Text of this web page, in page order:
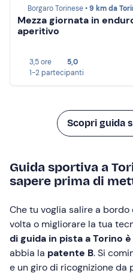
Borgaro Torinese •9 km da
Mezza giornata in
aperitivo
3,5 ore
5,0
1-2 partecipanti
Scopri guida
Guida sportiva a
sapere prima di
Che tu voglia salire a
volta o migliorare la tua
diguida in pista a Torino
abbia la patente B. Si
e un giro di ricognizione da